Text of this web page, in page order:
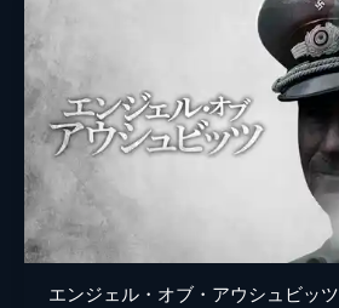
エンジェル・オブ・アウシュビッツ